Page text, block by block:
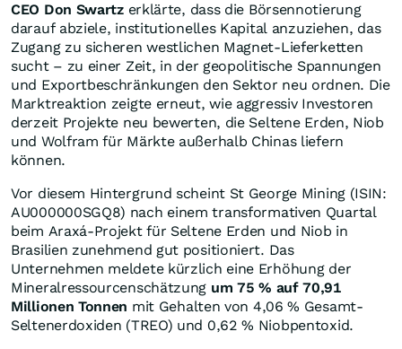
CEO Don Swartzerklärte, dass die Börsennotierung
darauf abziele, institutionelles Kapital anzuziehen, das
Zugang zu sicheren westlichen Magnet-Lieferketten
sucht – zu einer Zeit, in der geopolitische Spannungen
und Exportbeschränkungen den Sektor neu ordnen. Die
Marktreaktion zeigte erneut, wie aggressiv Investoren
derzeit Projekte neu bewerten, die Seltene Erden, Niob
und Wolfram für Märkte außerhalb Chinas liefern
können.
Vor diesem Hintergrund scheint St George Mining (ISIN:
AU000000SGQ8) nach einem transformativen Quartal
beim Araxá-Projekt für Seltene Erden und Niob in
Brasilien zunehmend gut positioniert. Das
Unternehmen meldete kürzlich eine Erhöhung der
Mineralressourcenschätzung um 75 % auf 70,91
Millionen Tonnen mit Gehalten von 4,06 % Gesamt-
Seltenerdoxiden (TREO) und 0,62 % Niobpentoxid.